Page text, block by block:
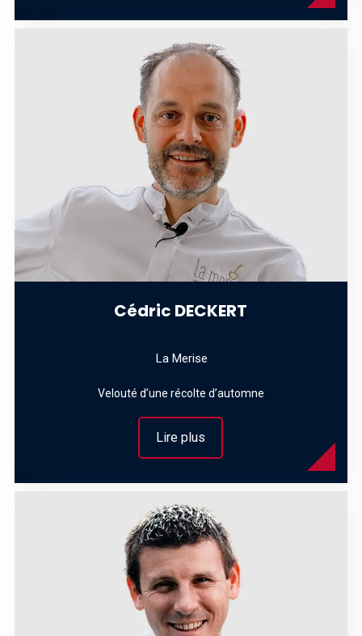
Cédric DECKERT
La Merise
Velouté d’une récolte d’automne
Lire plus